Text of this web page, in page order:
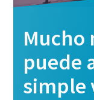
Mucho
puede
simple